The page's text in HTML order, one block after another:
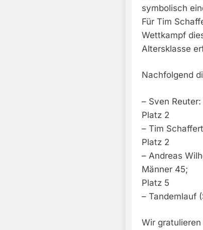
symbolisch
Für Tim
Wettkampf
Altersklasse
Nachfolgend
– Sven
Platz 2
– Tim
Platz 2
– Andreas
Männer 45;
Platz 5
– Tandemlauf
Wir